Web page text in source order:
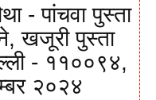
- पांचवा पुस्ता
खजूरी पुस्ता
- ११००९४,
२०२४